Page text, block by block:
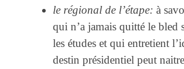
le régional de l’étape: à
qui n’a jamais quitté le bled
les études et qui entretient
destin présidentiel peut